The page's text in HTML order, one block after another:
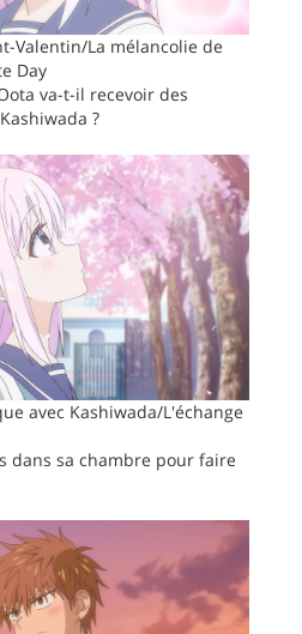
Valentin/La mélancolie de
Day
va-t-il recevoir des
?
avec Kashiwada/L'échange
dans sa chambre pour faire